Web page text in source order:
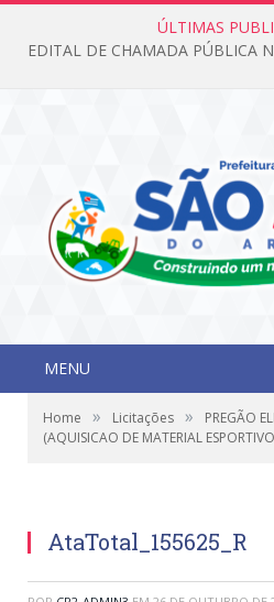
ÚLTIMAS
MENU
Home » Licitações »
PREGÃO
(AQUISICAO DE MATERIAL
AtaTotal_155625_R